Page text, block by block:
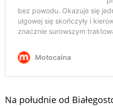
Na południe od